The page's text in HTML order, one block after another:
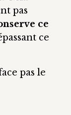
pas
ce
ce
pas le